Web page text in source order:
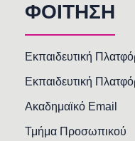
ΦΟΙΤΗΣΗ
Εκπαιδευτική
Εκπαιδευτική
Ακαδημαϊκό Email
Τμήμα Προσωπικού